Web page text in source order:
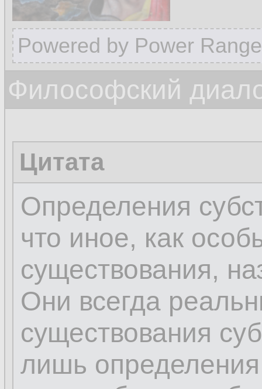
Powered by Power
Философский
Цитата
Определения
что иное, как
существования,
Они всегда
существования
лишь